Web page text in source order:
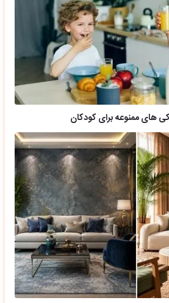
های ممنوعه برای کودکان